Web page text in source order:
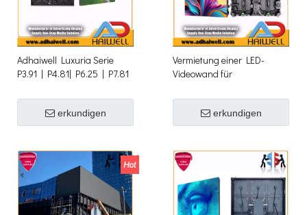
Adhaiwell Luxuria Serie
P3.91 | P4.81| P6.25 | P7.81
LED-Anzeigelösungen für
den Außenbereich
erkundigen
Vermietung einer LED-
Videowand für
erkundigen